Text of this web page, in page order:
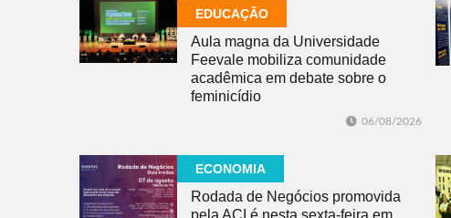
EDUCAÇÃO
Aula magna da Universidade
Feevale mobiliza comunidade
acadêmica em debate sobre o
feminicídio
06/08/2026
ECONOMIA
Rodada de Negócios promovida